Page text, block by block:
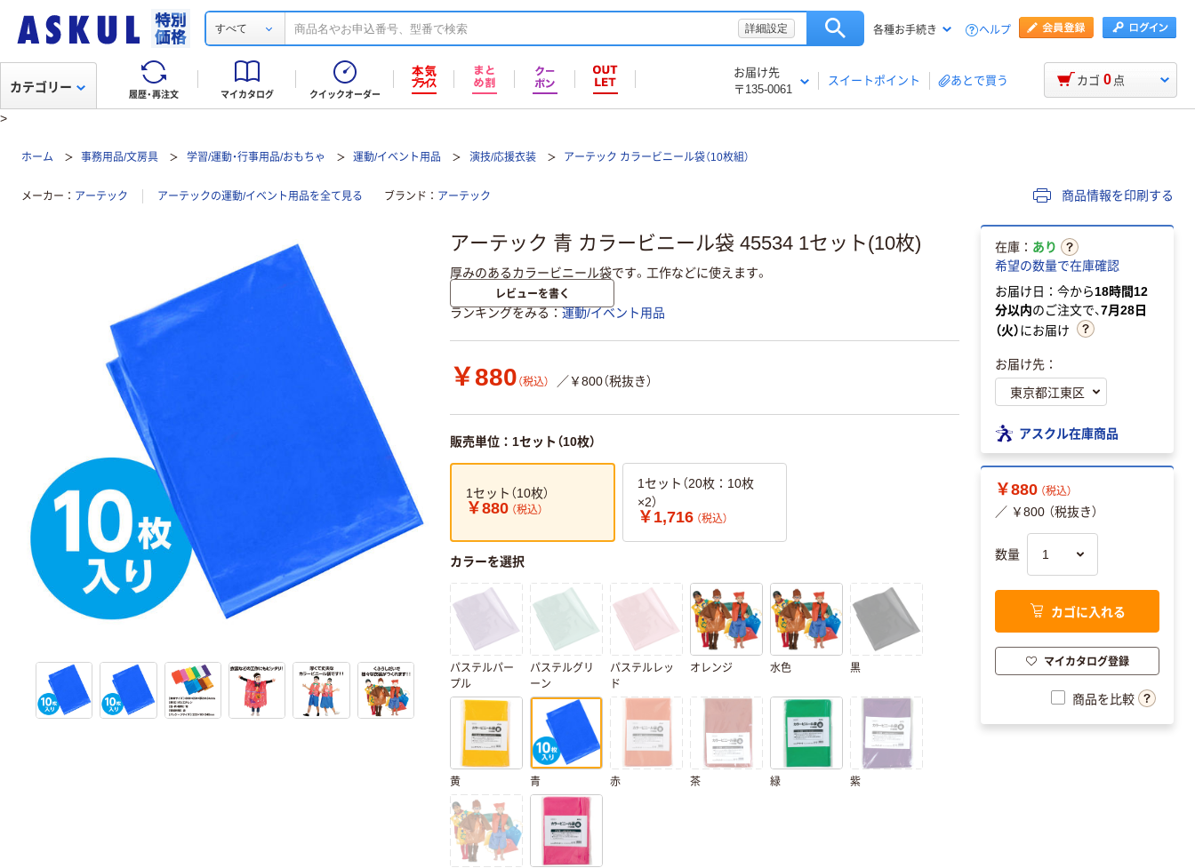
すべて 詳細設定 各種お手続き ヘルプ
履歴・再注文 マイカタログ クイックオーダー
お届け先
〒135-0061
スイートポイント あとで買う
カテゴリー カゴ 0 点
>
ホーム 事務用品/文房具 学習/運動・行事用品/おもちゃ 運動/イベント用品 演技/応援衣装 アーテック カラービニール袋（10枚組）
メーカー アーテック アーテックの運動/イベント用品を全て見る ブランド アーテック 商品情報を印刷する
アーテック 青 カラービニール袋 45534 1セット(10枚)
厚みのあるカラービニール袋です。工作などに使えます。
レビューを書く
ランキングをみる 運動/イベント用品
￥880 （税込） ／￥800（税抜き）
販売単位：1セット（10枚）
1セット（10枚）
￥880 （税込）
1セット（20枚：10枚
×2）
￥1,716 （税込）
カラーを選択
パステルパー
プル
パステルグリ
ーン
パステルレッ
ド
オレンジ 水色 黒
黄 青 赤 茶 緑 紫
在庫： あり
希望の数量で在庫確認
お届け日：今から18時間12
分以内のご注文で、7月28日
（火）にお届け
お届け先：
アスクル在庫商品
￥880 （税込）
／ ￥800 （税抜き）
数量
カゴに入れる
マイカタログ登録
商品を比較